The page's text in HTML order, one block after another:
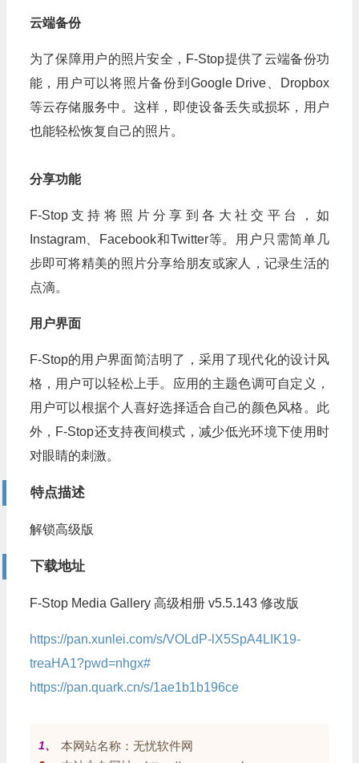
云端备份
为了保障用户的照片安全，F-Stop提供了云端备份功
能，用户可以将照片备份到Google Drive、Dropbox
等云存储服务中。这样，即使设备丢失或损坏，用户
也能轻松恢复自己的照片。
分享功能
F-Stop支持将照片分享到各大社交平台，如
Instagram、Facebook和Twitter等。用户只需简单几
步即可将精美的照片分享给朋友或家人，记录生活的
点滴。
用户界面
F-Stop的用户界面简洁明了，采用了现代化的设计风
格，用户可以轻松上手。应用的主题色调可自定义，
用户可以根据个人喜好选择适合自己的颜色风格。此
外，F-Stop还支持夜间模式，减少低光环境下使用时
对眼睛的刺激。
特点描述
解锁高级版
下载地址
F-Stop Media Gallery 高级相册 v5.5.143 修改版
https://pan.xunlei.com/s/VOLdP-lX5SpA4LIK19-
treaHA1?pwd=nhgx#
https://pan.quark.cn/s/1ae1b1b196ce
1、 本网站名称：无忧软件网